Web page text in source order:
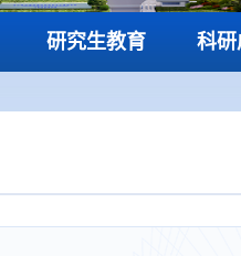
研究生教育 科研